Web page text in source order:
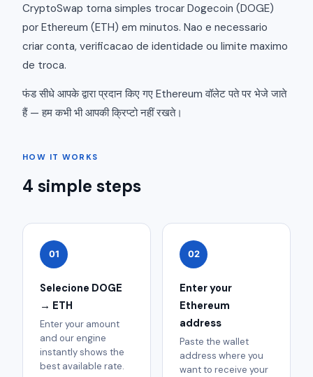
CryptoSwap torna simples trocar Dogecoin (DOGE)
por Ethereum (ETH) em minutos. Nao e necessario
criar conta, verificacao de identidade ou limite maximo
de troca.
फंड सीधे आपके द्वारा प्रदान किए गए Ethereum वॉलेट पते पर भेजे जाते
हैं — हम कभी भी आपकी क्रिप्टो नहीं रखते।
HOW IT WORKS
4 simple steps
01
Selecione DOGE
→ ETH
Enter your amount
and our engine
instantly shows the
best available rate.
02
Enter your
Ethereum
address
Paste the wallet
address where you
want to receive your